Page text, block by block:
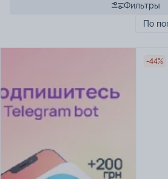
Фильтры
-44%